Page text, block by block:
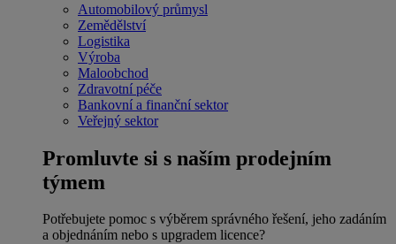
Automobilový průmysl
Zemědělství
Logistika
Výroba
Maloobchod
Zdravotní péče
Bankovní a finanční sektor
Veřejný sektor
Promluvte si s naším prodejním
týmem
Potřebujete pomoc s výběrem správného řešení, jeho zadáním
a objednáním nebo s upgradem licence?